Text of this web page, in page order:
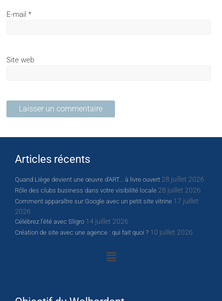
E-mail*
Site web
Articles récents
Quand Liège devient une œuvre d’ART… à livre ouvert 28 juillet 2026
Rôle des clubs business dans votre visibilité locale 28 juillet 2026
Comment apparaître sur Google avec un petit site vitrine 17 juillet
2026
Célébrez l’été avec Sligro 14 juillet 2026
Création de site avec une agence : qui fait quoi ? 10 juillet 2026